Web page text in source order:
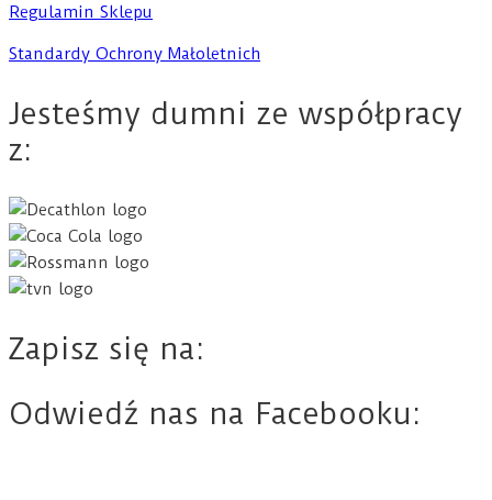
Regulamin Sklepu
Standardy Ochrony Małoletnich
Jesteśmy dumni ze współpracy
z:
Zapisz się na:
Odwiedź nas na Facebooku: